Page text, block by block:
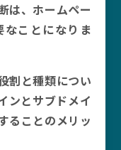
は、ホームペー
なことになりま
割と種類につい
ンとサブドメイ
ることのメリッ